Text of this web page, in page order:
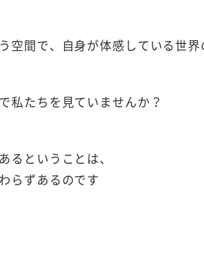
空間で、自身が体感している世
私たちを見ていませんか？
るということは、
らずあるのです